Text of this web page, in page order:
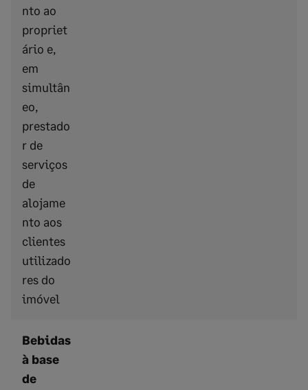
nto ao
propriet
ário e,
em
simultân
eo,
prestado
r de
serviços
de
alojame
nto aos
clientes
utilizado
res do
imóvel
Bebidas
à base
de